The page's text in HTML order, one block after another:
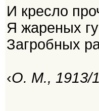
И кресло
Я жареных
Загробных
‹О. М., 1913/